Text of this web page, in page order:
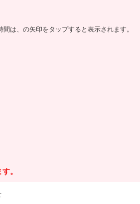
は、の矢印をタップすると表示されます。
。